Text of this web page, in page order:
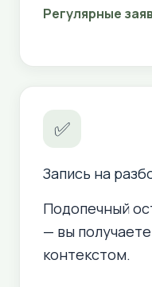
Регулярные
✅
Запись на
Подопечный
— вы
контекстом.